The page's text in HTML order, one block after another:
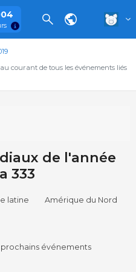
courant de tous les événements liés
de l'année
333
latine Amérique du Nord
prochains événements